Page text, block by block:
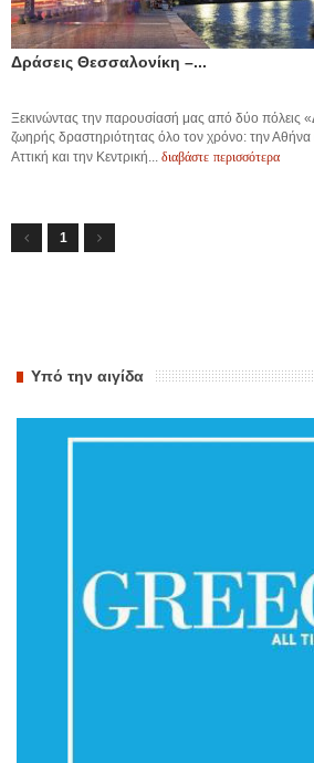
Δράσεις Θεσσαλονίκη –...
Ξεκινώντας την παρουσίασή μας από δύο πόλεις
ζωηρής δραστηριότητας όλο τον χρόνο: την Αθήνα
Αττική και την Κεντρική... διαβάστε περισσότερα
1
Υπό την αιγίδα